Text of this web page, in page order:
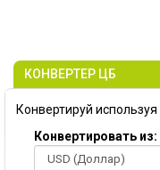
КОНВЕРТЕР ЦБ
Конвертируй используя
Конвертировать из: